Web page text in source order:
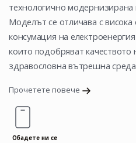
технологично модернизирана
Моделът се отличава с висока
консумация на
които подобряват
здравословна вътрешна
Прочетете повече
Обадете ни се